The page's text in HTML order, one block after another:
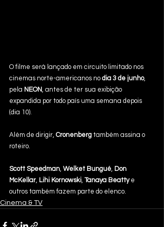
O filme será lançado em circuito limitado nos
cinemas norte-americanos no dia 3 de junho,
pela NEON , antes de ter sua exibição
expandida por todo país uma semana depois
(dia 10).
Além de dirigir, Cronenberg também assina o
roteiro.
Scott Speedman Welket Bungué Don
McKellar Lihi Kornowski Tanaya Beatty e
outros também fazem parte do elenco.
Cinema & TV